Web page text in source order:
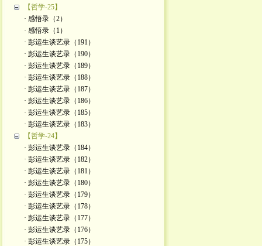
【哲学-25】
· 感悟录（2）
· 感悟录（1）
· 彭运生谈艺录（191）
· 彭运生谈艺录（190）
· 彭运生谈艺录（189）
· 彭运生谈艺录（188）
· 彭运生谈艺录（187）
· 彭运生谈艺录（186）
· 彭运生谈艺录（185）
· 彭运生谈艺录（183）
【哲学-24】
· 彭运生谈艺录（184）
· 彭运生谈艺录（182）
· 彭运生谈艺录（181）
· 彭运生谈艺录（180）
· 彭运生谈艺录（179）
· 彭运生谈艺录（178）
· 彭运生谈艺录（177）
· 彭运生谈艺录（176）
· 彭运生谈艺录（175）